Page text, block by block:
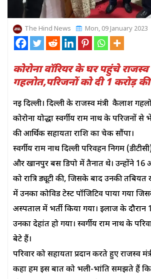
The Hind News Mon, 09 January 2023
कोरोना वॉर‍ियर के घर पहुंचे
गहलोत,पर‍िजनों को दी 1 करोड़
नई दिल्ली। दिल्ली के राजस्व मंत्री कैलाश
कोरोना योद्धा स्वर्गीय राम नाथ के परिजनों
की आर्थिक सहायता राशि का चेक सौंपा।
स्वर्गीय राम नाथ दिल्ली परिवहन निगम
और खानपुर बस डिपो में तैनात थे। उन्होंने 16
को रात्रि ड्यूटी की, जिसके बाद उनकी तबियत
में उनका कोविड टेस्ट पॉजिटिव पाया गया
अस्पताल में भर्ती किया गया। इलाज के
उनका देहांत हो गया। स्वर्गीय राम नाथ के
बेटे हैं।
परिवार को सहायता प्रदान करते हुए राजस्व
कहा हम इस बात को भली-भांति समझते हैं